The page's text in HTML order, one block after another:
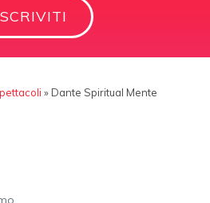
» Dante Spiritual Mente